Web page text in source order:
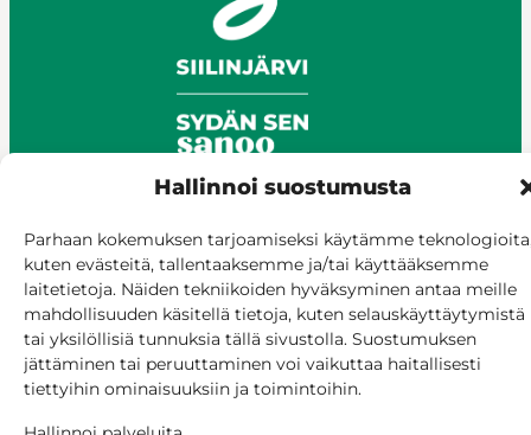
Hallinnoi suostumusta
Parhaan kokemuksen tarjoamiseksi käytämme
kuten evästeitä, tallentaaksemme ja/tai käyttääksemme
laitetietoja. Näiden tekniikoiden hyväksyminen antaa meille
mahdollisuuden käsitellä tietoja, kuten selauskäyttäytymistä
tai yksilöllisiä tunnuksia tällä sivustolla. Suostumuksen
jättäminen tai peruuttaminen voi vaikuttaa haitallisesti
tiettyihin ominaisuuksiin ja toimintoihin.
© Siilinjärvi 2025
Anna palautetta
Asioi verkossa
Laskutus ja maksaminen
Saavutettavuus
Evästekäytäntö